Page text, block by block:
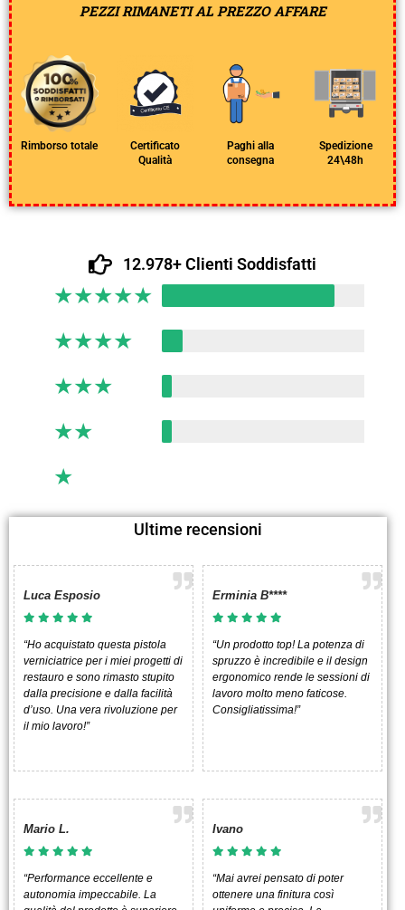
PEZZI RIMANETI AL PREZZO AFFARE
Rimborso totale
Certificato
Qualità
Paghi alla
consegna
Spedizione
24\48h
12.978+ Clienti Soddisfatti
★★★★★
★★★★
★★★
★★
★
Ultime recensioni
Luca Esposio
“Ho acquistato questa pistola
verniciatrice per i miei progetti di
restauro e sono rimasto stupito
dalla precisione e dalla facilità
d’uso. Una vera rivoluzione per
il mio lavoro!”
Mario L.
“Performance eccellente e
autonomia impeccabile. La
Erminia B****
“Un prodotto top! La potenza di
spruzzo è incredibile e il design
ergonomico rende le sessioni di
lavoro molto meno faticose.
Consigliatissima!”
Ivano
“Mai avrei pensato di poter
ottenere una finitura così